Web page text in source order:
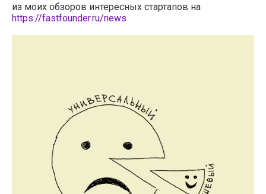
из моих обзоров интересных стартапов на
https://fastfounder.ru/news